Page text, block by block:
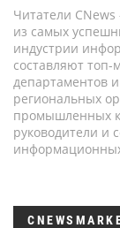
Читатели
из самых
индустрии
составляют
департаментов
региональных
промышленных
руководители и
информационных